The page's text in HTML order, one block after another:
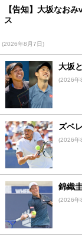
【告知】大坂なお
ス
(2026年8月7日)
大坂
(2026年
ズベ
(2026年
錦織
(2026年